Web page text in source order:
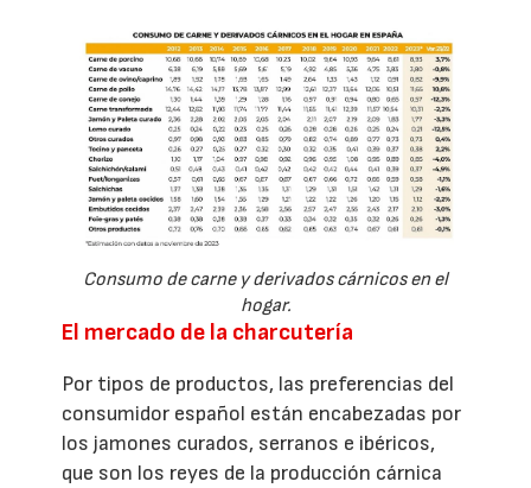
Consumo de carne y derivados cárnicos en el
hogar.
El mercado de la charcutería
Por tipos de productos, las preferencias del
consumidor español están encabezadas por
los jamones curados, serranos e ibéricos,
que son los reyes de la producción cárnica